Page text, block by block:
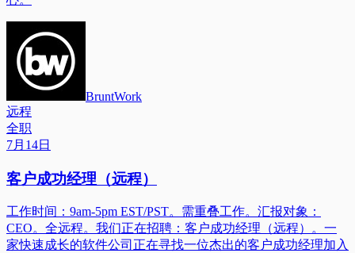
BruntWork
远程
全职
7月14日
客户成功经理（远程）
工作时间：9am-5pm EST/PST。需重叠工作。汇报对象：
CEO。全远程。我们正在招聘：客户成功经理（远程）。一
家快速成长的软件公司正在寻找一位杰出的客户成功经理加入